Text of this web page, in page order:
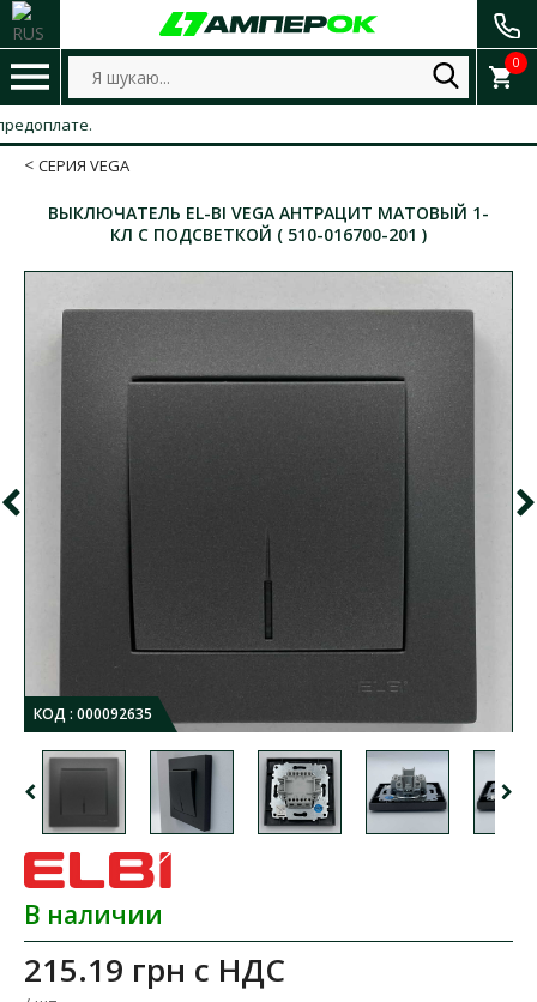
0
СЕРИЯ VEGA
ВЫКЛЮЧАТЕЛЬ EL-BI VEGA АНТРАЦИТ МАТОВЫЙ 1-
КЛ С ПОДСВЕТКОЙ ( 510-016700-201 )
КОД : 000092635
В наличии
215.19 грн с НДС